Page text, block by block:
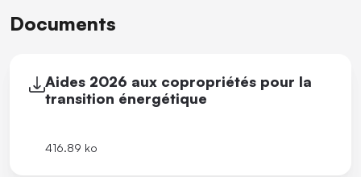
Documents
Aides 2026 aux copropriétés pour la
transition énergétique
416.89 ko